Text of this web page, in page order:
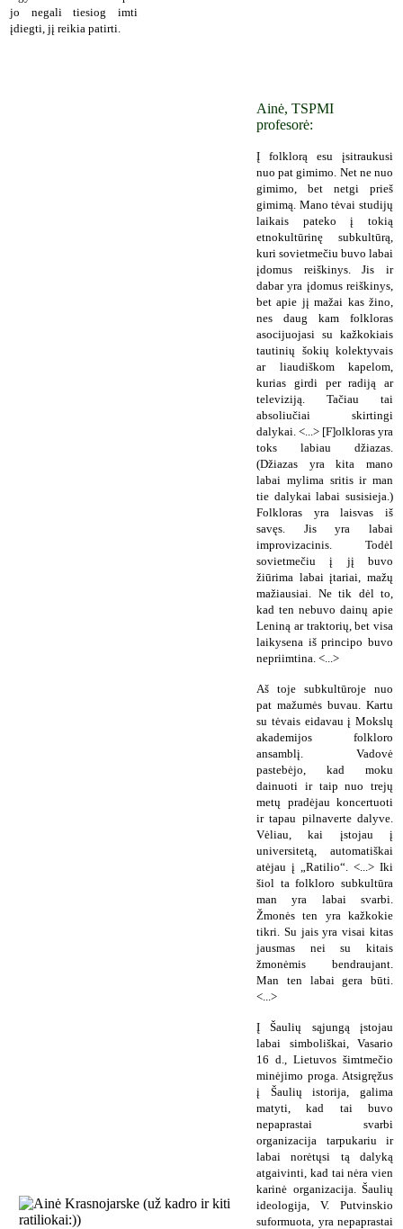
jo negali tiesiog imti
įdiegti, jį reikia patirti.
Ainė, TSPMI
profesorė:
Į folklorą esu įsitraukusi
nuo pat gimimo. Net ne nuo
gimimo, bet netgi prieš
gimimą. Mano tėvai studijų
laikais pateko į tokią
etnokultūrinę subkultūrą,
kuri sovietmečiu buvo labai
įdomus reiškinys. Jis ir
dabar yra įdomus reiškinys,
bet apie jį mažai kas žino,
nes daug kam folkloras
asocijuojasi su kažkokiais
tautinių šokių kolektyvais
ar liaudiškom kapelom,
kurias girdi per radiją ar
televiziją. Tačiau tai
absoliučiai skirtingi
dalykai. <...> [F]olkloras yra
toks labiau džiazas.
(Džiazas yra kita mano
labai mylima sritis ir man
tie dalykai labai susisieja.)
Folkloras yra laisvas iš
savęs. Jis yra labai
improvizacinis. Todėl
sovietmečiu į jį buvo
žiūrima labai įtariai, mažų
mažiausiai. Ne tik dėl to,
kad ten nebuvo dainų apie
Leniną ar traktorių, bet visa
laikysena iš principo buvo
nepriimtina. <...>
Aš toje subkultūroje nuo
pat mažumės buvau. Kartu
su tėvais eidavau į Mokslų
akademijos folkloro
ansamblį. Vadovė
pastebėjo, kad moku
dainuoti ir taip nuo trejų
metų pradėjau koncertuoti
ir tapau pilnaverte dalyve.
Vėliau, kai įstojau į
universitetą, automatiškai
atėjau į „Ratilio“. <...> Iki
šiol ta folkloro subkultūra
man yra labai svarbi.
Žmonės ten yra kažkokie
tikri. Su jais yra visai kitas
jausmas nei su kitais
žmonėmis bendraujant.
Man ten labai gera būti.
<...>
Į Šaulių sąjungą įstojau
labai simboliškai, Vasario
16 d., Lietuvos šimtmečio
minėjimo proga. Atsigręžus
į Šaulių istorija, galima
matyti, kad tai buvo
nepaprastai svarbi
organizacija tarpukariu ir
labai norėtųsi tą dalyką
atgaivinti, kad tai nėra vien
karinė organizacija. Šaulių
ideologija, V. Putvinskio
suformuota, yra nepaprastai